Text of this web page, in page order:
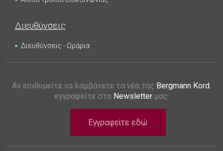
Διευθύνσεις
Διευθύνσεις - Ωράρια
Αν επιθυμείτε να λαμβάνετε τα νέα της Bergmann Kord,
εγγραφείτε στο Newsletterμας.
Εγγραφείτε εδώ